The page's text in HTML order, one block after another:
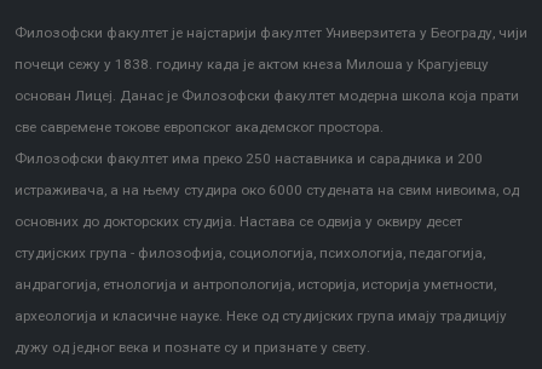
Филозофски факултет је најстарији факултет Универзитета у Београду, чији
почеци сежу у 1838. годину када је актом кнеза Милоша у Крагујевцу
основан Лицеј. Данас је Филозофски факултет модерна школа која прати
све савремене токове европског академског простора.
Филозофски факултет има преко 250 наставника и сарадника и 200
истраживача, а на њему студира око 6000 студената на свим нивоима, од
основних до докторских студија. Настава се одвија у оквиру десет
студијских група - филозофија, социологија, психологија, педагогија,
андрагогија, етнологија и антропологија, историја, историја уметности,
археологија и класичне науке. Неке од студијских група имају традицију
дужу од једног века и познате су и признате у свету.